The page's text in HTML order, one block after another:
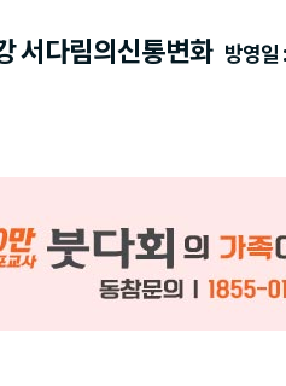
서다림의신통변화 방영